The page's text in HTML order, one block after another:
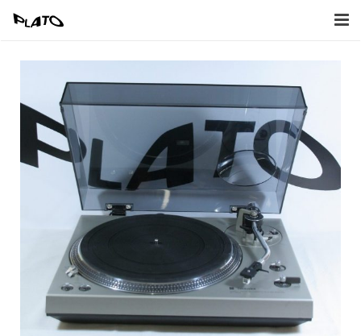
Home
Verkoop
Afbeeldingen
Naar Webwinkel